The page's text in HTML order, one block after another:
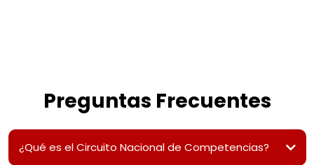
Preguntas Frecuentes
¿Qué es el Circuito Nacional de Competencias?